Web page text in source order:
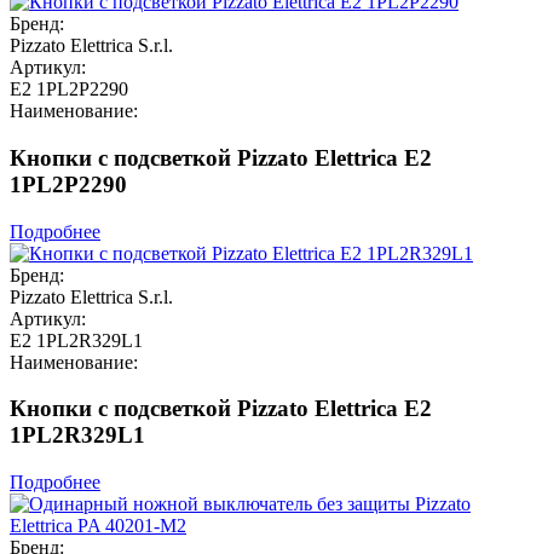
Бренд:
Pizzato Elettrica S.r.l.
Артикул:
E2 1PL2P2290
Наименование:
Кнопки с подсветкой Pizzato Elettrica E2
1PL2P2290
Подробнее
Бренд:
Pizzato Elettrica S.r.l.
Артикул:
E2 1PL2R329L1
Наименование:
Кнопки с подсветкой Pizzato Elettrica E2
1PL2R329L1
Подробнее
Бренд: